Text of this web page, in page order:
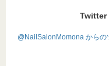
Twitter
@NailSalonMomona からの